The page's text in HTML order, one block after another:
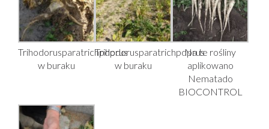
Trihodorusparatrichpdprus
w buraku
Trihodorusparatrichpdprus
w buraku
Na te rośliny
aplikowano
Nematado
BIOCONTROL